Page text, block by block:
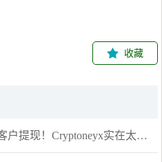
收藏
诱导交易、恶意爆仓、限制客户提现！Cryptoneyx实在太恶心！